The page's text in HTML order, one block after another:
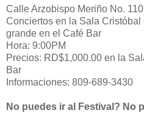
Calle Arzobispo Meriño No.
Conciertos en la Sala
grande en el Café Bar
Hora: 9:00PM
Precios: RD$1,000.00 en la
Bar
Informaciones: 809-689-3430
No puedes ir al Festival? No